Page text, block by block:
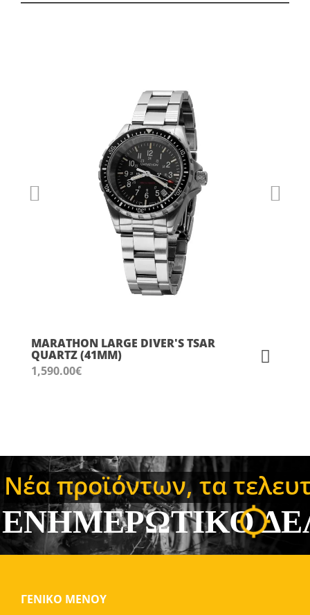
MARATHON LARGE DIVER'S TSAR
QUARTZ (41MM)
1,590.00€
Νέα προϊόντων, τα
ΕΝΗΜΕΡΩΤΙΚΟ
ΓΕΝΙΚΌ ΜΕΝΟΎ